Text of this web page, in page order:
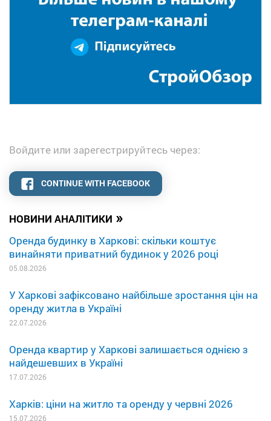
НОВИНИ АНАЛІТИКИ »
Оренда будинку в Харкові: скільки коштує
винайняти приватний будинок у 2026 році
05.08.2026
У Харкові зафіксовано найбільше зростання цін на
оренду житла в Україні
22.07.2026
Оренда квартир у Харкові залишається однією з
найдешевших в Україні
17.07.2026
Харків: ціни на житло та оренду у червні 2026
15.07.2026
Войдите или зарегестрируйтесь через:
CONTINUE WITH FACEBOOK